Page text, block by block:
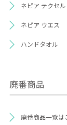
ネピア テクセ
ネピア ウエス
ハンドタオル
廃番商品
廃番商品一覧は